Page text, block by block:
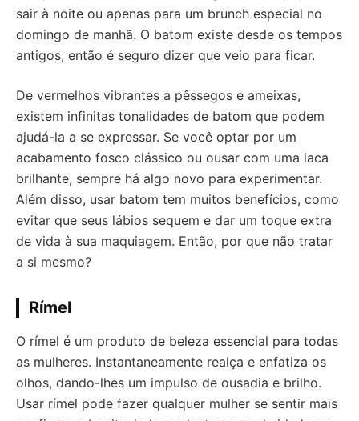
sair à noite ou apenas para um brunch especial no
domingo de manhã. O batom existe desde os tempos
antigos, então é seguro dizer que veio para ficar.
De vermelhos vibrantes a pêssegos e ameixas,
existem infinitas tonalidades de batom que podem
ajudá-la a se expressar. Se você optar por um
acabamento fosco clássico ou ousar com uma laca
brilhante, sempre há algo novo para experimentar.
Além disso, usar batom tem muitos benefícios, como
evitar que seus lábios sequem e dar um toque extra
de vida à sua maquiagem. Então, por que não tratar
a si mesmo?
Rímel
O rímel é um produto de beleza essencial para todas
as mulheres. Instantaneamente realça e enfatiza os
olhos, dando-lhes um impulso de ousadia e brilho.
Usar rímel pode fazer qualquer mulher se sentir mais